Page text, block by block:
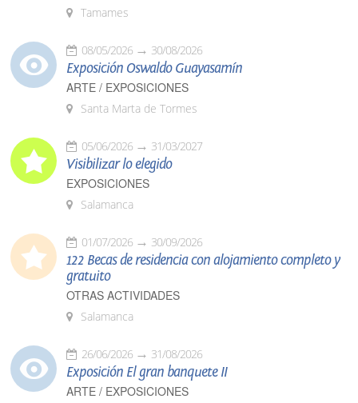
Tamames
08/05/2026 30/08/2026
Exposición Oswaldo Guayasamín
ARTE / EXPOSICIONES
Santa Marta de Tormes
05/06/2026 31/03/2027
Visibilizar lo elegido
EXPOSICIONES
Salamanca
01/07/2026 30/09/2026
122 Becas de residencia con alojamiento completo y
gratuito
OTRAS ACTIVIDADES
Salamanca
26/06/2026 31/08/2026
Exposición El gran banquete II
ARTE / EXPOSICIONES